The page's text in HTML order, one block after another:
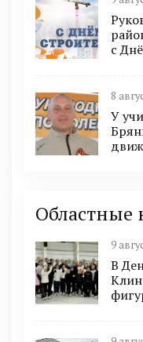
с
8
У
Областные
9
В